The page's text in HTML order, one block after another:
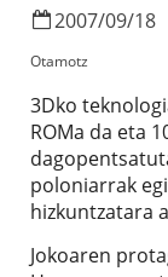
2007/09/18
Otamotz
3Dko
ROMa da eta
poloniarrak
hizkuntzatara
Jokoaren